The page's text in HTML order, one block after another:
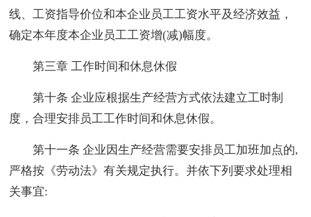
线、工资指导价位和本企业员工工资水平及经济效益，
确定本年度本企业员工工资增(减)幅度。
第三章 工作时间和休息休假
第十条 企业应根据生产经营方式依法建立工时制
度，合理安排员工工作时间和休息休假。
第十一条 企业因生产经营需要安排员工加班加点的,
严格按《劳动法》有关规定执行。并依下列要求处理相
关事宜: